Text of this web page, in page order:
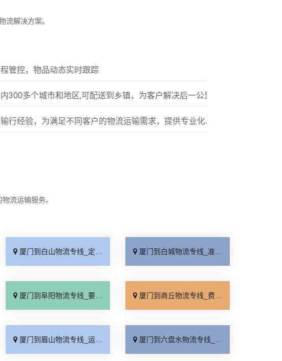
流解决方案。
管控，物品动态实时跟踪
300多个城市和地区,可配送到乡镇，为客户解决后一公里配送服务
行经验，为满足不同客户的物流运输需求，提供专业化、标准化的多元服务
流运输服务。
厦门到白山物流专线_定点发车「保证时效」 厦门到白城物流专线_准时到货「价格透明」
厦门到阜阳物流专线_要多少钱「限时必达」 厦门到商丘物流专线_费用多少「随叫随到」
厦门到眉山物流专线_运价查询「定点发车」 厦门到六盘水物流专线_急你所需「送货上门」